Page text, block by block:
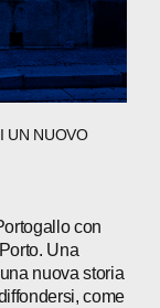
UN NUOVO
con
Una
nuova storia
come